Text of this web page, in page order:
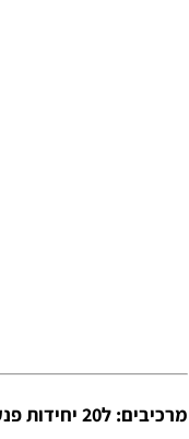
מרכיבים: ל20 יחידות פנקייקים